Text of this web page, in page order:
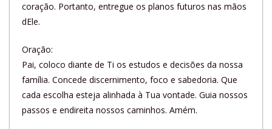
coração. Portanto, entregue os planos futuros nas mãos
dEle.
Oração:
Pai, coloco diante de Ti os estudos e decisões da nossa
família. Concede discernimento, foco e sabedoria. Que
cada escolha esteja alinhada à Tua vontade. Guia nossos
passos e endireita nossos caminhos. Amém.